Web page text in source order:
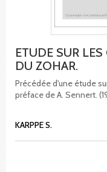
ETUDE SUR
DU ZOHAR.
Précédée d'une étude
préface de A. Sennert.
KARPPE S.